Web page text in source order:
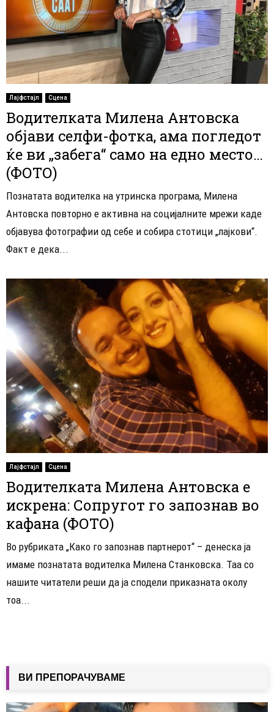
Лајфстајл Сцена
Водителката Милена Антовска
објави селфи-фотка, ама погледот
ќе ви „забега“ само на едно место…
(ФОТО)
Познатата водителка на утринска програма, Милена
Антовска повторно е активна на социјалните мрежи каде
објавува фотографии од себе и собира стотици „лајкови“.
Факт е дека...
Лајфстајл Сцена
Водителката Милена Антовска е
искрена: Сопругот го запознав во
кафана (ФОТО)
Во рубриката „Како го запознав партнерот“ – денеска ја
имаме познатата водителка Милена Станковска. Таа со
нашите читатели реши да ја сподели приказната околу
тоа...
ВИ ПРЕПОРАЧУВАМЕ